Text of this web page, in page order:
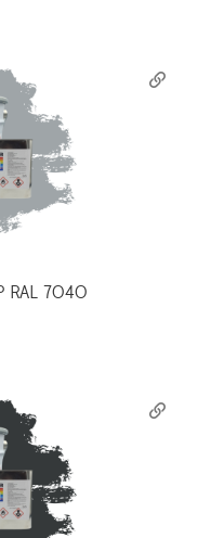
RAL 7040